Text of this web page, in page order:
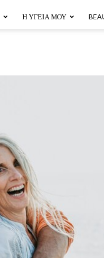
Η ΥΓΕΊΑ ΜΟΥ